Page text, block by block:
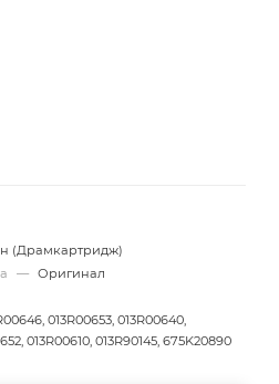
(Драмкартридж)
— Оригинал
013R00653, 013R00640,
013R00610, 013R90145, 675K20890